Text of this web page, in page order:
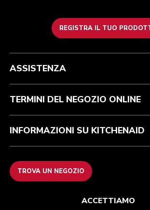
REGISTRA IL TUO
Health Check
Traccia il tuo ordine
Garanzia e documentazione
FAQ
Termini e condizioni
Resi e rimborsi
Imprint
ODR
Per il marchio
Trova un negozio
ASSISTENZA
TERMINI DEL NEGOZIO ONLINE
INFORMAZIONI SU KITCHENAID
TROVA UN NEGOZIO
ACCETTIAMO